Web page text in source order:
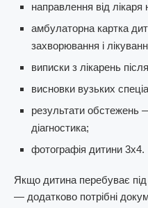
направлення від лікаря
амбулаторна картка
захворювання і
виписки з лікарень після
висновки вузьких
результати обстежень
діагностика;
фотографія дитини 3х4.
Якщо дитина перебуває під
— додатково потрібні